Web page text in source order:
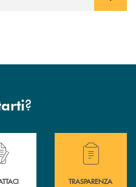
?
. di assistenza immediata?
Hai bisogno di
TRASPARENZA